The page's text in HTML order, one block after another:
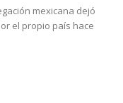
el propio país hace